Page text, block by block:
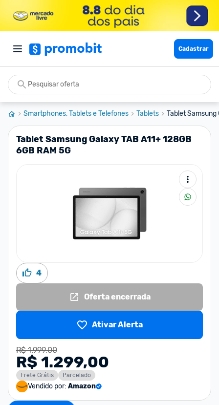
Cadastrar
Smartphones, Tablets e Telefones Tablets Tablet Samsung
Tablet Samsung Galaxy TAB A11+ 128GB
6GB RAM 5G
4
Oferta encerrada
Ativar Alerta
R$ 1.999,00
R$ 1.299,00
Frete Grátis Parcelado
Vendido por: Amazon